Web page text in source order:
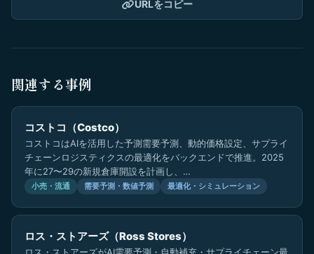
URLをコピー
関連する事例
コストコ（Costco）
コストコはAIを活用した予測需要予測、動的価格設定、サプライ
チェーンロジスティクスの最適化をバックエンドで推進。2025
年に27〜29の新規倉庫開設を計画し、…
小売・流通 需要予測・数値予測 最適化・シミュレーション
ロス・ストアーズ（Ross Stores）